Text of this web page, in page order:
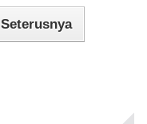
Seterusnya